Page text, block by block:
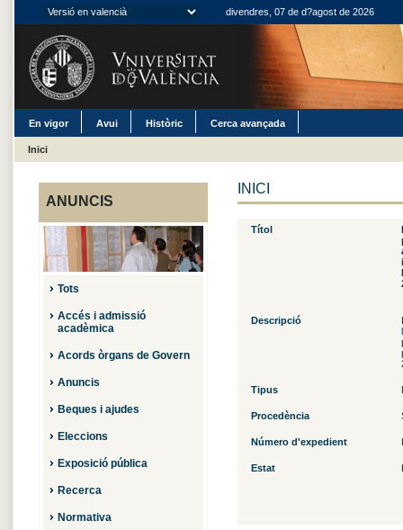
divendres, 07 de d?agost de 2026
En vigor Avui Històric Cerca avançada
Inici
ANUNCIS
Tots
Accés i admissió
acadèmica
Acords òrgans de Govern
Anuncis
Beques i ajudes
Eleccions
Exposició pública
Recerca
Normativa
INICI
Títol
Descripció
Tipus
Procedència
Número d'expedient
Estat